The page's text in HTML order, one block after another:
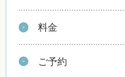
料金
ご予約